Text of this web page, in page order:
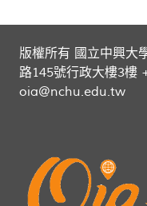
版權所有 國立中興大
路145號行政大樓3樓
oia@nchu.edu.tw